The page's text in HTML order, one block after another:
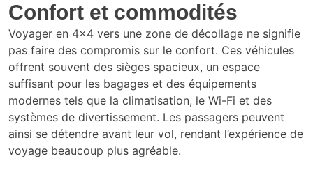
Confort et commodités
Voyager en 4×4 vers une zone de décollage ne signifie
pas faire des compromis sur le confort. Ces véhicules
offrent souvent des sièges spacieux, un espace
suffisant pour les bagages et des équipements
modernes tels que la climatisation, le Wi-Fi et des
systèmes de divertissement. Les passagers peuvent
ainsi se détendre avant leur vol, rendant l’expérience de
voyage beaucoup plus agréable.